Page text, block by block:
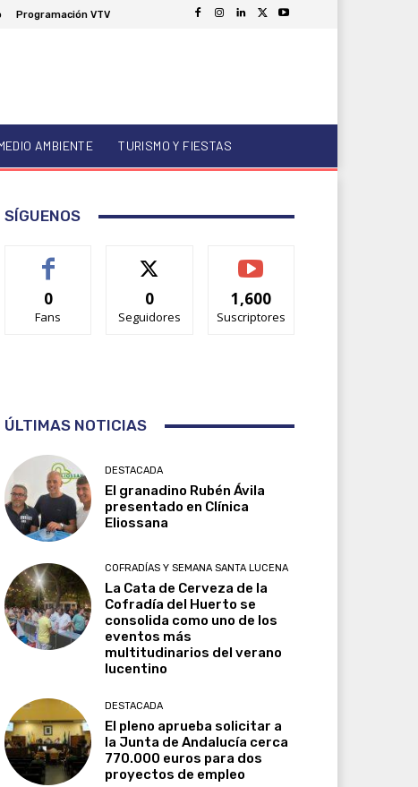
Programación VTV
AMBIENTE TURISMO Y FIESTAS
SÍGUENOS
0
Fans
0
Seguidores
1,600
Suscriptores
ÚLTIMAS NOTICIAS
DESTACADA
El granadino Rubén Ávila
presentado en Clínica
Eliossana
COFRADÍAS Y SEMANA SANTA LUCENA
La Cata de Cerveza de la
Cofradía del Huerto se
consolida como uno de los
eventos más
multitudinarios del verano
lucentino
DESTACADA
El pleno aprueba solicitar a
la Junta de Andalucía cerca
770.000 euros para dos
proyectos de empleo